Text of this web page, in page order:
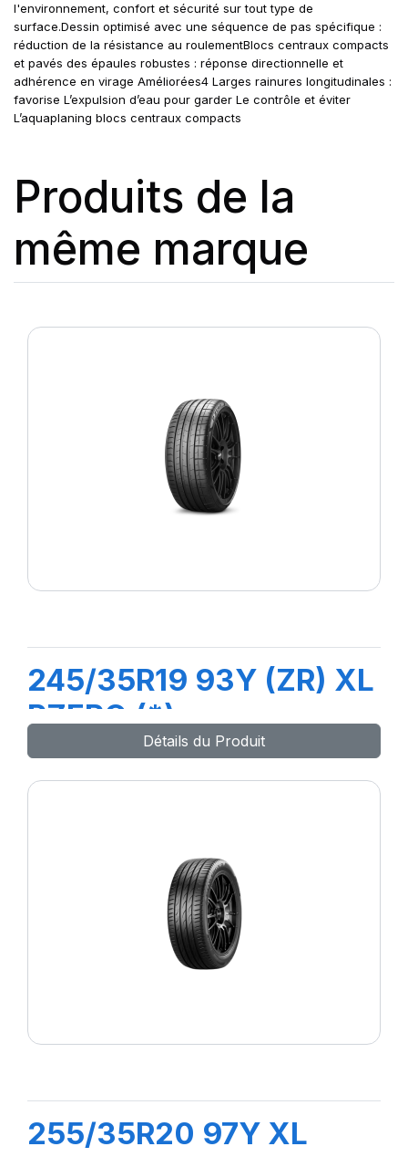
l'environnement, confort et sécurité sur tout type de
surface.Dessin optimisé avec une séquence de pas spécifique :
réduction de la résistance au roulementBlocs centraux compacts
et pavés des épaules robustes : réponse directionnelle et
adhérence en virage Améliorées4 Larges rainures longitudinales :
favorise L’expulsion d’eau pour garder Le contrôle et éviter
L’aquaplaning blocs centraux compacts
Produits de la
même marque
245/35R19 93Y (ZR) XL
PZERO (*)
Détails du Produit
255/35R20 97Y XL